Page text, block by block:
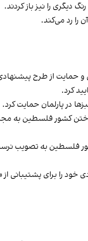
را نیز باز کردند.
را رد می‌کند.
از طرح پیشنهادی
کرد.
در پارلمان حمایت کرد.
فلسطین به تصویب
خود را برای